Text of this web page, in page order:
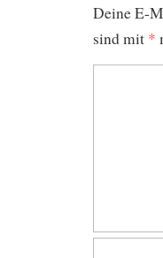
Deine E-
sind mit *